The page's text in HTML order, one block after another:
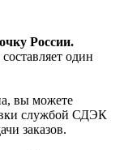
России.
один
вы можете
службой СДЭК
заказов.